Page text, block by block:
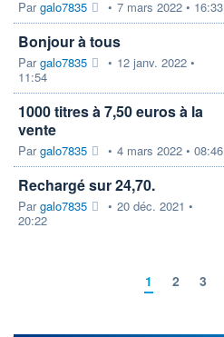
Pargalo7835 • 7 mars 2022 • 16:33
Bonjour à tous
Pargalo7835 • 12 janv. 2022 •
11:54
1000 titres à 7,50 euros à la
vente
Pargalo7835 • 4 mars 2022 • 08:46
Rechargé sur 24,70.
Pargalo7835 • 20 déc. 2021 •
20:22
1 2 3